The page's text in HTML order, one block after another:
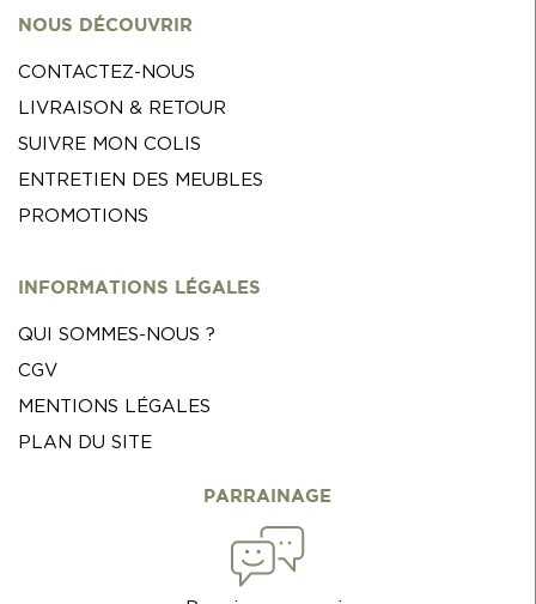
NOUS DÉCOUVRIR
CONTACTEZ-NOUS
LIVRAISON & RETOUR
SUIVRE MON COLIS
ENTRETIEN DES MEUBLES
PROMOTIONS
INFORMATIONS LÉGALES
QUI SOMMES-NOUS ?
CGV
MENTIONS LÉGALES
PLAN DU SITE
PARRAINAGE